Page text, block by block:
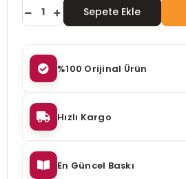
Sepete Ekle
%100 Orijinal Ürün
Hızlı Kargo
En Güncel Baskı